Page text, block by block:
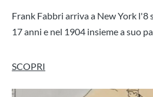
Frank Fabbri arriva a New York
17 anni e nel 1904 insieme a suo
SCOPRI